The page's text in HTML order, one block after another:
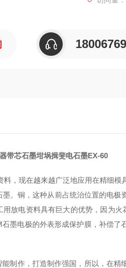
带芯石墨坩埚揖斐电石墨EX-60
，现在越来越广泛地应用在精细模
。铜，这种从前占统治位置的电极
放电资料具有巨大的优势，因为火
墨电极的外表形成保护膜，补偿了
制作，打造制作强国，所以，在精